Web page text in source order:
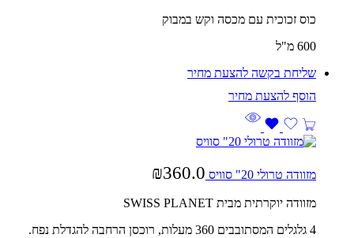
כוס זכוכית עם מכסה וקש במבוק
600 מ"ל
שליחת בקשה להצעת מחיר
מזוודה טרולי 20" סוויס ₪360.0
מזוודה יוקרתית מבית SWISS PLANET
4 גלגלים המסתובבים 360 מעלות, רוכסן הרחבה להגדלת נפח.